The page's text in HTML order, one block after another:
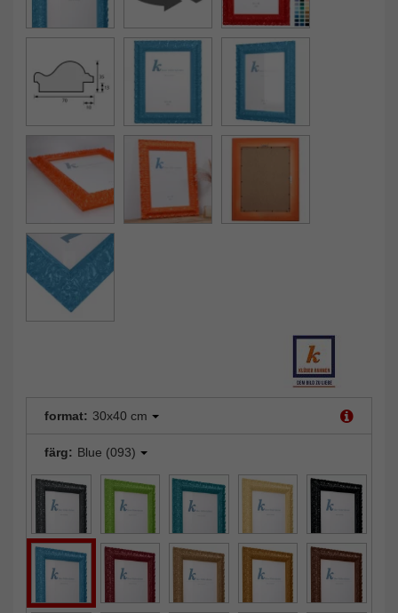
format: 30x40 cm
färg: Blue (093)